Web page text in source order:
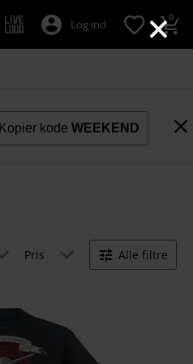
×
Log ind 0
Kopier kode WEEKEND
Pris Alle filtre